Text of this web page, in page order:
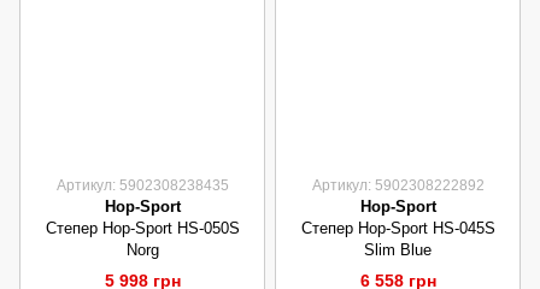
Артикул: 5902308238435
Hop-Sport
Степер Hop-Sport HS-050S
Norg
5 998 грн
Артикул: 5902308222892
Hop-Sport
Степер Hop-Sport HS-045S
Slim Blue
6 558 грн